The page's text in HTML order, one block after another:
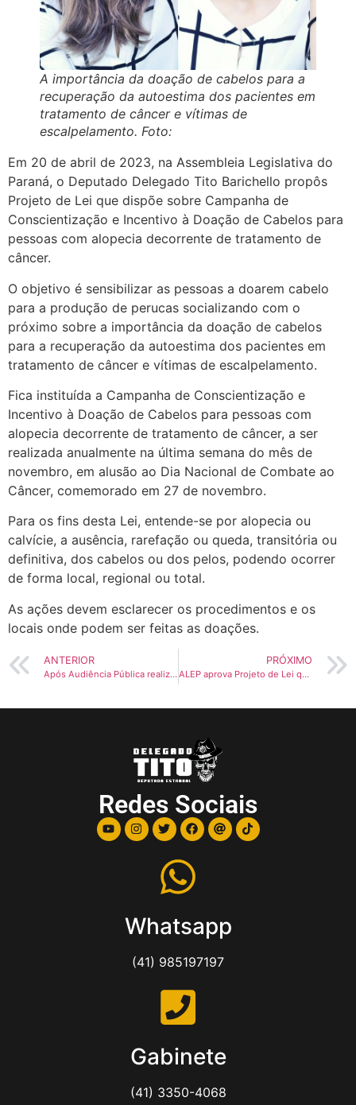
A importância da doação de cabelos para a
recuperação da autoestima dos pacientes em
tratamento de câncer e vítimas de
escalpelamento. Foto:
Em 20 de abril de 2023, na Assembleia Legislativa do
Paraná, o Deputado Delegado Tito Barichello propôs
Projeto de Lei que dispõe sobre Campanha de
Conscientização e Incentivo à Doação de Cabelos para
pessoas com alopecia decorrente de tratamento de
câncer.
O objetivo é sensibilizar as pessoas a doarem cabelo
para a produção de perucas socializando com o
próximo sobre a importância da doação de cabelos
para a recuperação da autoestima dos pacientes em
tratamento de câncer e vítimas de escalpelamento.
Fica instituída a Campanha de Conscientização e
Incentivo à Doação de Cabelos para pessoas com
alopecia decorrente de tratamento de câncer, a ser
realizada anualmente na última semana do mês de
novembro, em alusão ao Dia Nacional de Combate ao
Câncer, comemorado em 27 de novembro.
Para os fins desta Lei, entende-se por alopecia ou
calvície, a ausência, rarefação ou queda, transitória ou
definitiva, dos cabelos ou dos pelos, podendo ocorrer
de forma local, regional ou total.
As ações devem esclarecer os procedimentos e os
locais onde podem ser feitas as doações.
ANTERIOR
Após Audiência Pública realizada pelos deputados, Tito Barichello e Gilberto Ribeiro, os Motociclistas não irão pagar pedágio no Paraná, afirma secretário.
PRÓXIMO
ALEP aprova Projeto de Lei que institui Dia Estadual da Proclamação do Evangelho
Redes Sociais
Whatsapp
(41) 985197197
Gabinete
(41) 3350-4068